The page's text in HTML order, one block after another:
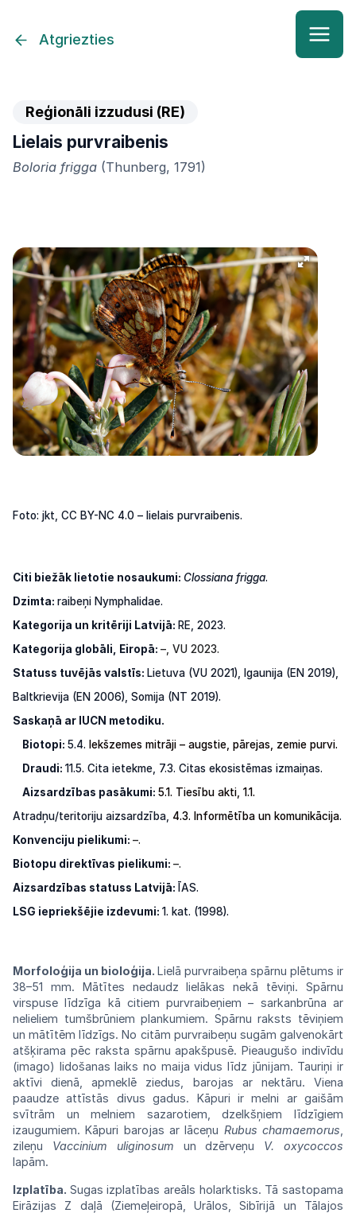
Atgriezties
Reģionāli izzudusi (RE)
Lielais purvraibenis
Boloria frigga (Thunberg, 1791)
Foto: jkt, CC BY-NC 4.0 – lielais purvraibenis.
Citi biežāk lietotie nosaukumi: Clossiana frigga.
Dzimta: raibeņi Nymphalidae.
Kategorija un kritēriji Latvijā: RE, 2023.
Kategorija globāli, Eiropā: –, VU 2023.
Statuss tuvējās valstīs: Lietuva (VU 2021), Igaunija (EN 2019),
Baltkrievija (EN 2006), Somija (NT 2019).
Saskaņā ar IUCN metodiku.
Biotopi: 5.4. Iekšzemes mitrāji – augstie, pārejas, zemie purvi.
Draudi: 11.5. Cita ietekme, 7.3. Citas ekosistēmas izmaiņas.
Aizsardzības pasākumi: 5.1. Tiesību akti, 1.1.
Atradņu/teritoriju aizsardzība, 4.3. Informētība un komunikācija.
Konvenciju pielikumi: –.
Biotopu direktīvas pielikumi: –.
Aizsardzības statuss Latvijā: ĪAS.
LSG iepriekšējie izdevumi: 1. kat. (1998).
Morfoloģija un bioloģija. Lielā purvraibeņa spārnu plētums ir
38–51
mm. Mātītes
nedaudz lielākas nekā tēviņi. Spārnu
virspuselīdzīga kā citiem purvraibeņiem – sarkanbrūna ar
nelieliem tumšbrūniem plankumiem. Spārnu raksts tēviņiem
un mātītēmlīdzīgs.No citām purvraibeņu sugāmgalvenokārt
atšķirama pēc raksta spārnuapakšpusē.Pieaugušo indivīdu
(imago) lidošanas laiks no maija vidus līdz jūnijam. Tauriņi ir
aktīvi
dienā, apmeklē ziedus, barojas ar nektāru.
Viena
paaudze attīstās divus gadus. Kāpuri ir melni ar gaišām
svītrām un melniem sazarotiem,dzelkšņiem līdzīgiem
izaugumiem.Kāpuri barojas ar lāceņu Rubuschamaemorus
zileņu
Vaccinium uliginosum un dzērveņu V.oxycoccos
lapām.
Izplatība. Sugas izplatības areāls holarktisks. Tāsastopama
Eirāzijas Z daļā (Ziemeļeiropā,Urālos, Sibīrijā un Tālajos